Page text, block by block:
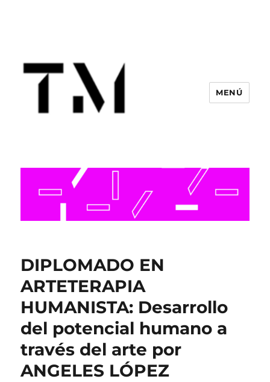
MENÚ
DIPLOMADO EN
ARTETERAPIA
HUMANISTA: Desarrollo
del potencial humano a
través del arte por
ANGELES LÓPEZ